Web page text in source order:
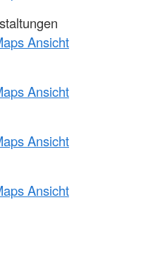
Ansicht
Ansicht
Ansicht
Ansicht